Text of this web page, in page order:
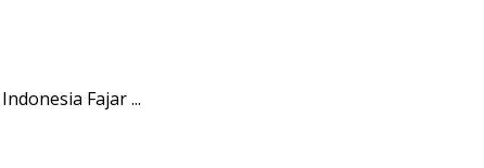
Fajar ...